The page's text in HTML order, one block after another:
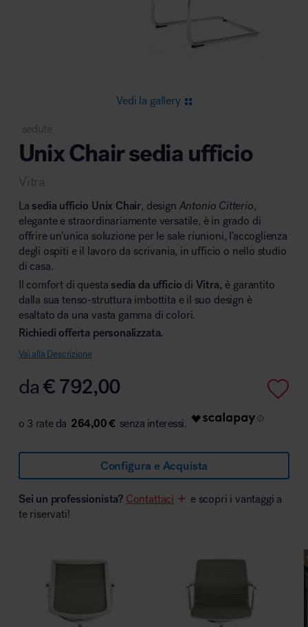
Area lounge e attesa
Area outdoor
Area hospitality
Vedi la gallery
sedute
Unix Chair sedia ufficio
Vitra
La sedia ufficio Unix Chair, design Antonio Citterio,
elegante e straordinariamente versatile, è in grado di
offrire un’unica soluzione per le sale riunioni, l’accoglienza
degli ospiti e il lavoro da scrivania, in ufficio o nello studio
di casa.
Il comfort di questa sedia da ufficio di Vitra, è garantito
dalla sua tenso-struttura imbottita e il suo design è
esaltato da una vasta gamma di colori.
Richiedi offerta personalizzata.
Vai alla Descrizione
da€792,00
264,00 €
Configura e Acquista
Sei un professionista? Contattaci
e scopri i vantaggi a
te riservati!